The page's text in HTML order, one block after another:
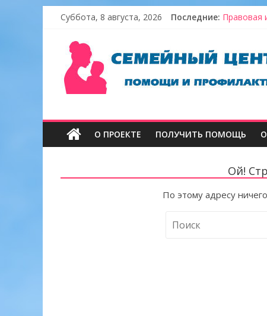
content
Суббота, 8 августа, 2026 Последние: Правовая
Золотой
Семейный
центр
"Покров"
О ПРОЕКТЕ ПОЛУЧИТЬ ПОМОЩЬ
Ой!
По этому адресу